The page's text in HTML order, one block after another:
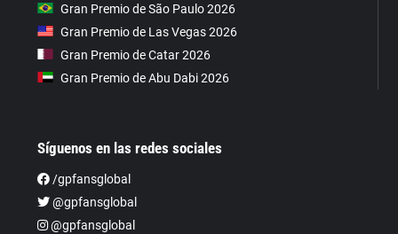
Gran Premio de São Paulo 2026
Gran Premio de Las Vegas 2026
Gran Premio de Catar 2026
Gran Premio de Abu Dabi 2026
Síguenos en las redes sociales
/gpfansglobal
@gpfansglobal
@gpfansglobal